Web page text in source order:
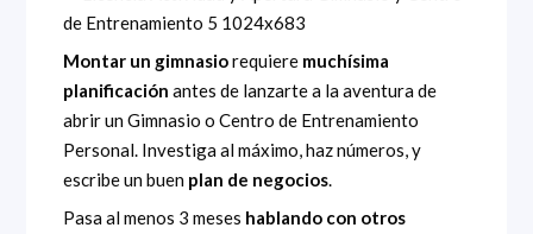
Montar un gimnasiorequiere muchísima
planificación antes de lanzarte a la aventura de
abrir un Gimnasio o Centro de Entrenamiento
Personal. Investiga al máximo, haz números, y
escribe un buen plan de negocios.
Pasa al menos 3 meses hablando con otros